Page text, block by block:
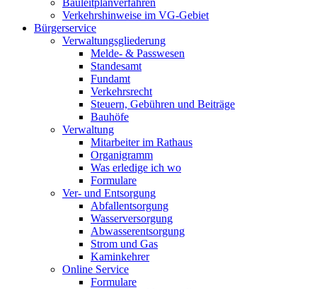
Bauleitplanverfahren
Verkehrshinweise im VG-Gebiet
Bürgerservice
Verwaltungsgliederung
Melde- & Passwesen
Standesamt
Fundamt
Verkehrsrecht
Steuern, Gebühren und Beiträge
Bauhöfe
Verwaltung
Mitarbeiter im Rathaus
Organigramm
Was erledige ich wo
Formulare
Ver- und Entsorgung
Abfallentsorgung
Wasserversorgung
Abwasserentsorgung
Strom und Gas
Kaminkehrer
Online Service
Formulare